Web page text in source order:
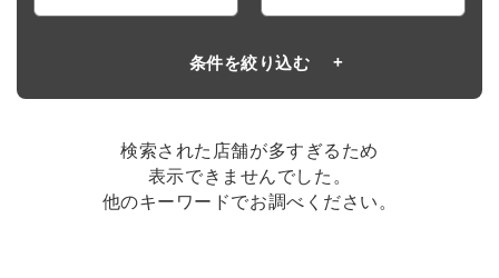
条件を絞り込む
検索された店舗が多すぎるため
表示できませんでした。
他のキーワードでお調べください。